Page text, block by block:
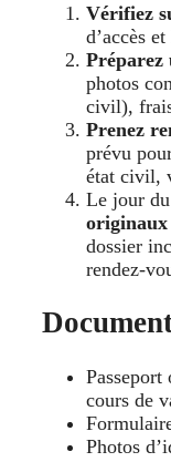
Vérifiez
d’accès
Préparez
photos
civil),
Prenez
prévu
état civil,
Le jour
originaux
dossier
rendez-
Passeport
cours de
Photos